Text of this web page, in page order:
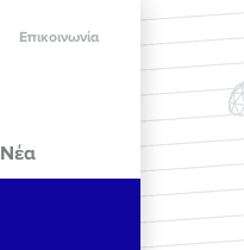
Επικοινωνία
Νέα